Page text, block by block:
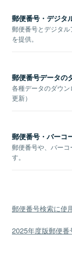
郵便番号・デジタ
郵便番号とデジタ
を提供。
郵便番号データの
各種データのダウ
更新）
郵便番号・バーコ
郵便番号や、バー
す。
郵便番号検索に使
2025年度版郵便番